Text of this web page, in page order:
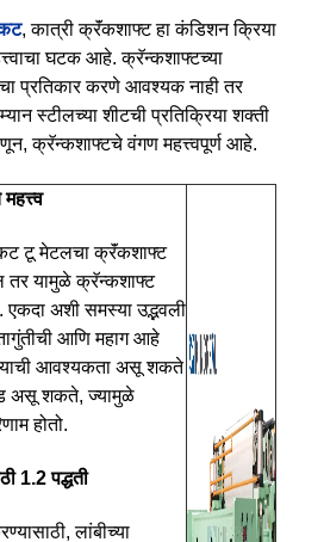
, कात्री क्रॅंकशाफ्ट हा कंडिशन क्रिया
घटक आहे. क्रॅन्कशाफ्टच्या
प्रतिकार करणे आवश्यक नाही तर
स्टीलच्या शीटची प्रतिक्रिया शक्ती
क्रॅन्कशाफ्टचे वंगण महत्त्वपूर्ण आहे.
कट टू मेटलचा क्रॅंकशाफ्ट
तर यामुळे क्रॅन्कशाफ्ट
अशी समस्या उद्भवली
आणि महाग आहे
आवश्यकता असू शकते
असू शकते, ज्यामुळे
होतो.
1.2 पद्धती
लांबीच्या